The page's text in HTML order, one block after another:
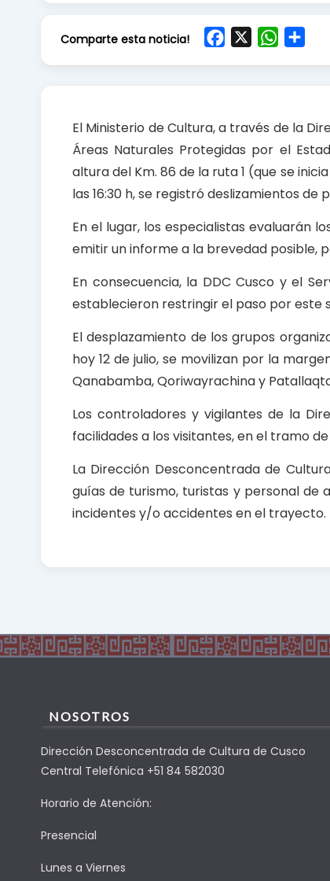
Comparte esta noticia!
o
o
k
W
A
p
p
El Ministerio de Cultura, a través de la
Áreas Naturales Protegidas por el
altura del Km. 86 de la ruta 1 (que se
las 16:30 h, se registró deslizamientos de
En el lugar, los especialistas evaluarán
emitir un informe a la brevedad posible,
En consecuencia, la DDC Cusco y el
establecieron restringir el paso por este
El desplazamiento de los grupos
hoy 12 de julio, se movilizan por la
Qanabamba, Qoriwayrachina y
Los controladores y vigilantes de la
facilidades a los visitantes, en el tramo
La Dirección Desconcentrada de
guías de turismo, turistas y personal de
incidentes y/o accidentes en el trayecto.
NOSOTROS
Dirección Desconcentrada de Cultura de Cusco
Central Telefónica +51 84 582030
Horario de Atención:
Presencial
Lunes a Viernes